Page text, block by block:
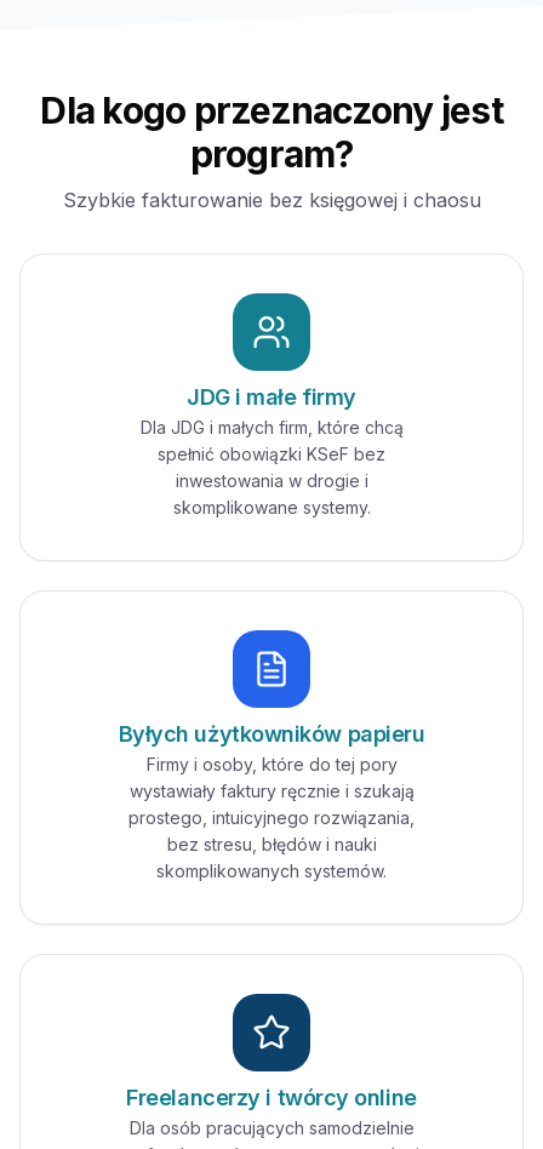
Dla kogo przeznaczony jest
program?
Szybkie fakturowanie bez księgowej i chaosu
JDG i małe firmy
Dla JDG i małych firm, które chcą
spełnić obowiązki KSeF bez
inwestowania w drogie i
skomplikowane systemy.
Byłych użytkowników papieru
Firmy i osoby, które do tej pory
wystawiały faktury ręcznie i szukają
prostego, intuicyjnego rozwiązania,
bez stresu, błędów i nauki
skomplikowanych systemów.
Freelancerzy i twórcy online
Dla osób pracujących samodzielnie